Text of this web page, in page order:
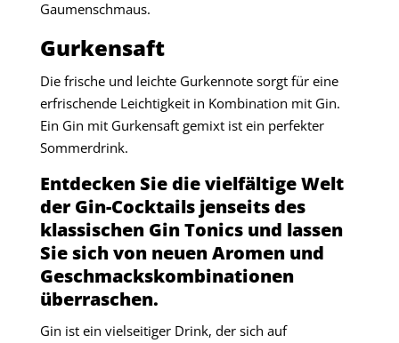
Gaumenschmaus.
Gurkensaft
Die frische und leichte Gurkennote sorgt für eine
erfrischende Leichtigkeit in Kombination mit Gin.
Ein Gin mit Gurkensaft gemixt ist ein perfekter
Sommerdrink.
Entdecken Sie die vielfältige Welt
der Gin-Cocktails jenseits des
klassischen Gin Tonics und lassen
Sie sich von neuen Aromen und
Geschmackskombinationen
überraschen.
Gin ist ein vielseitiger Drink, der sich auf